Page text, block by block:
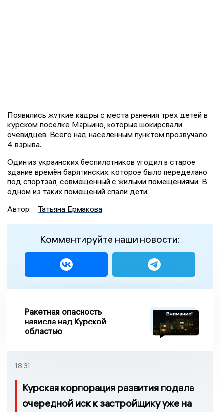
Появились жуткие кадры с места ранения трех детей в
курском поселке Марьино, которые шокировали
очевидцев. Всего над населенным пунктом прозвучало
4 взрыва.
Один из украинских беспилотников угодил в старое
здание времён барятинских, которое было переделано
под спортзал, совмещённый с жилыми помещениями. В
одном из таких помещений спали дети.
Автор:
Татьяна Ермакова
Комментируйте наши новости:
Ракетная опасность
нависла над Курской
областью
18:31
Курская корпорация развития подала
очередной иск к застройщику уже на